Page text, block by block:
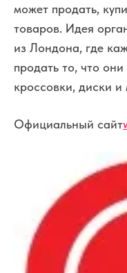
может продать,
товаров. Идея
из Лондона, где
продать то, что они
кроссовки, диски и
Официальный сайт